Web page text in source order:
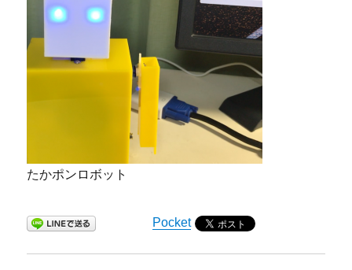
たかポンロボット
Pocket